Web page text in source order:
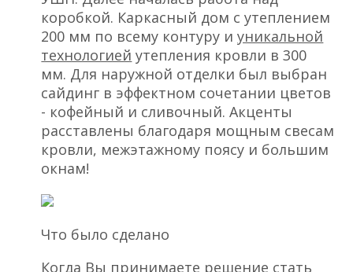
коробкой. Каркасный дом с утеплением
200 мм по всему контуру иуникальной
технологией утепления кровли в 300
мм. Для наружной отделки был выбран
сайдинг в эффектном сочетании цветов
- кофейный и сливочный. Акценты
расставлены благодаря мощным свесам
кровли, межэтажному поясу и большим
окнам!
Что было сделано
Когда Вы принимаете решение стать